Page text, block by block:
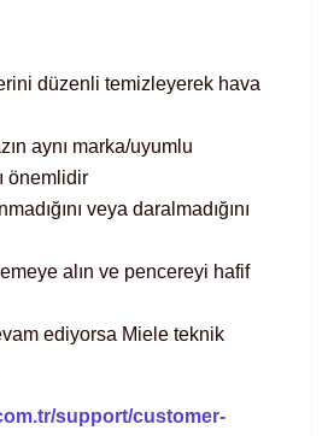
düzenli temizleyerek hava
aynı marka/uyumlu
önemlidir
veya daralmadığını
alın ve pencereyi hafif
ediyorsa Miele teknik
support/customer-